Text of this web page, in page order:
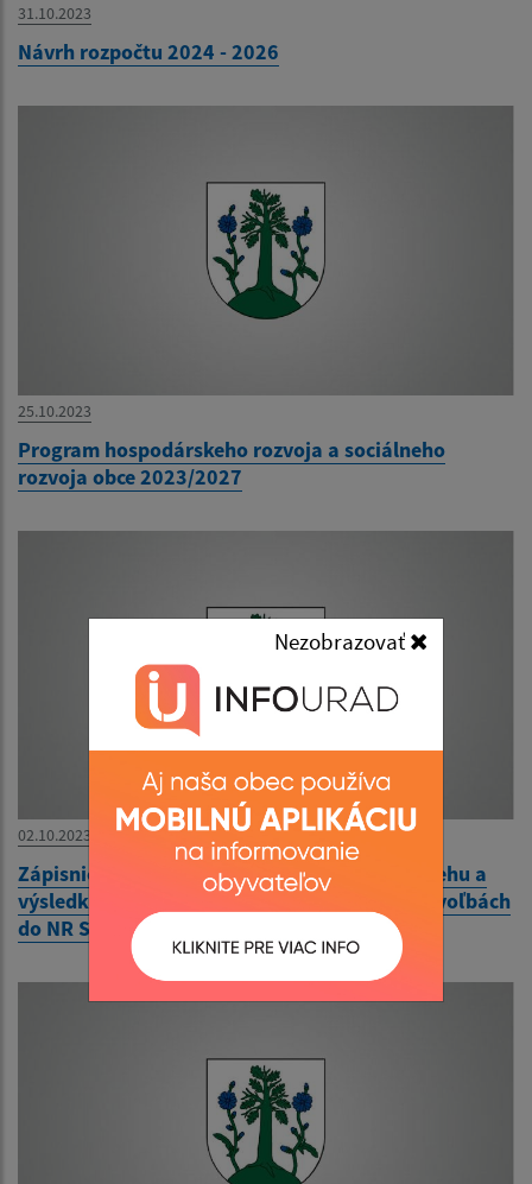
Nezobrazovať
31.10.2023
Návrh rozpočtu 2024 - 2026
25.10.2023
Program hospodárskeho rozvoja a sociálneho
rozvoja obce 2023/2027
02.10.2023
Zápisnica okrskovej volebnej komisie o priebehu a
výsledku hlasovania vo volebnom okrsku vo voľbách
do NR SR 30.9.2023